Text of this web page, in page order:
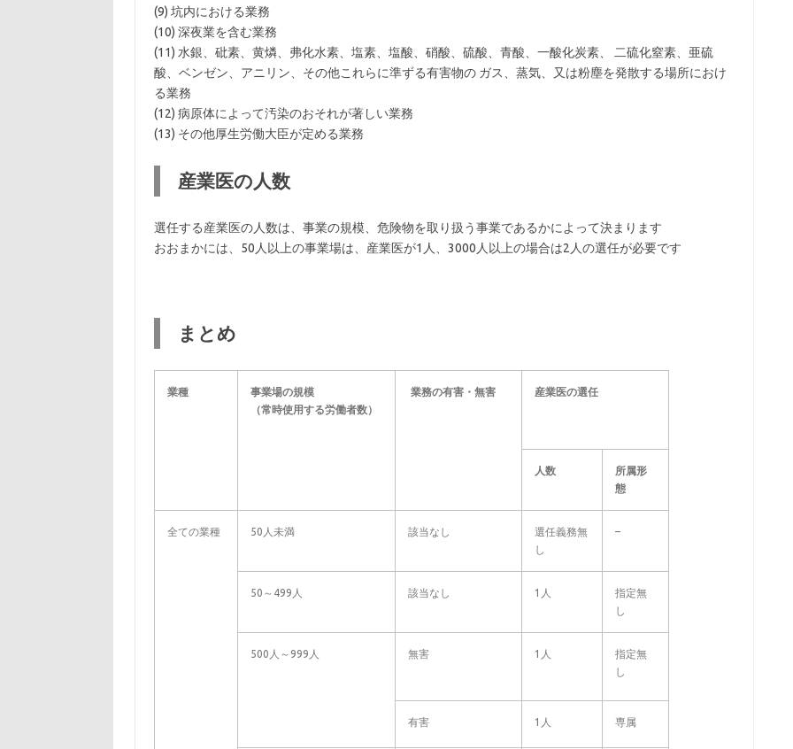
(9) 坑内における業務
(10) 深夜業を含む業務
(11) 水銀、砒素、黄燐、弗化水素、塩素、塩酸、硝酸、硫酸、青酸、一酸化炭素、 二硫化窒素、亜硫
酸、ベンゼン、アニリン、その他これらに準ずる有害物の ガス、蒸気、又は粉塵を発散する場所におけ
る業務
(12) 病原体によって汚染のおそれが著しい業務
(13) その他厚生労働大臣が定める業務
産業医の人数
選任する産業医の人数は、事業の規模、危険物を取り扱う事業であるかによって決まります
おおまかには、50人以上の事業場は、産業医が1人、3000人以上の場合は2人の選任が必要です
まとめ
業種
事業場の規模
（常時使用する労働者数）
業務の有害・無害 産業医の選任
人数
所属形
態
全ての業種 50人未満 該当なし
選任義務無
し
–
50～499人 該当なし 1人
指定無
し
500人～999人 無害 1人
指定無
し
有害 1人 専属